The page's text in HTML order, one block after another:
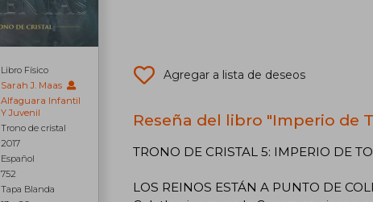
Libro Físico
Sarah J. Maas
Alfaguara Infantil
Y Juvenil
Trono de cristal
2017
Español
752
Tapa Blanda
Agregar a lista de deseos
Reseña del libro "Imperio de
TRONO DE CRISTAL 5: IMPERIO DE
LOS REINOS ESTÁN A PUNTO DE